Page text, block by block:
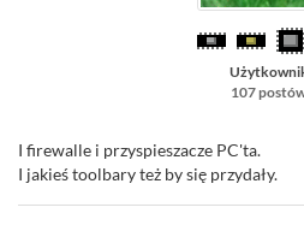
107
I firewalle i przyspieszacze PC'ta.
I jakieś toolbary też by się przydały.